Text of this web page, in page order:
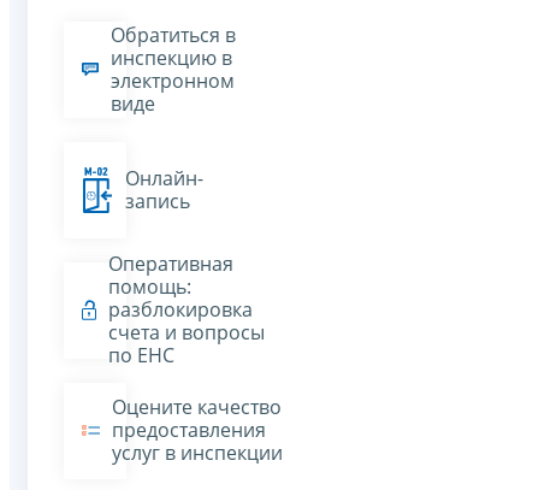
Обратиться в
инспекцию в
электронном
виде
Онлайн-
запись
Оперативная
помощь:
разблокировка
счета и вопросы
по ЕНС
Оцените качество
предоставления
услуг в инспекции